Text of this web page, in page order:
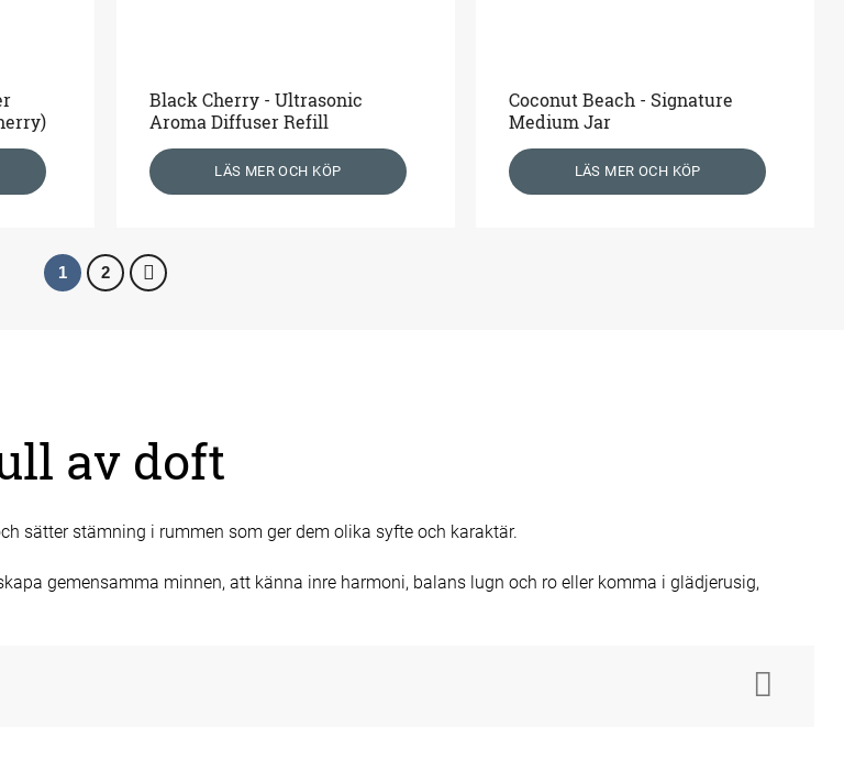
Black Cherry - Ultrasonic
Aroma Diffuser Refill
LÄS MER OCH KÖP
Coconut Beach - Signature
Medium Jar
LÄS MER OCH KÖP
1 2
av doft
sätter stämning i rummen som ger dem olika syfte och karaktär.
gemensamma minnen, att känna inre harmoni, balans lugn och ro eller komma i glädjerusig,